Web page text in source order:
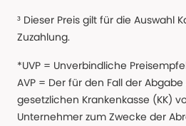
³ Dieser Preis gilt für die Auswahl
Zuzahlung.
*UVP = Unverbindliche
AVP = Der für den Fall der
gesetzlichen Krankenkasse (KK)
Unternehmer zum Zwecke der